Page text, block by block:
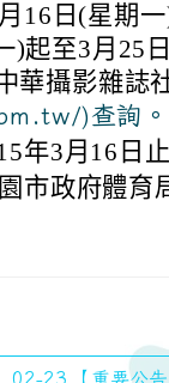
16日(星期
)起至3月25
華攝影雜誌
)查詢。
年3月16日止
市政府體育
02-23 【重要公